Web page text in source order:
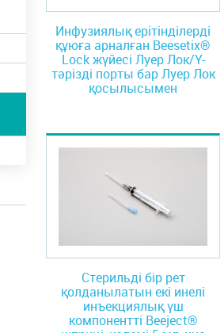
Инфузиялық ерітінділерді
құюға арналған Beesetix®
Lock жүйесі Луер Лок/Y-
тәрізді порты бар Луер Лок
қосылысымен
Стерильді бір рет
қолданылатын екі инелі
инъекциялық үш
компонентті Beeject®